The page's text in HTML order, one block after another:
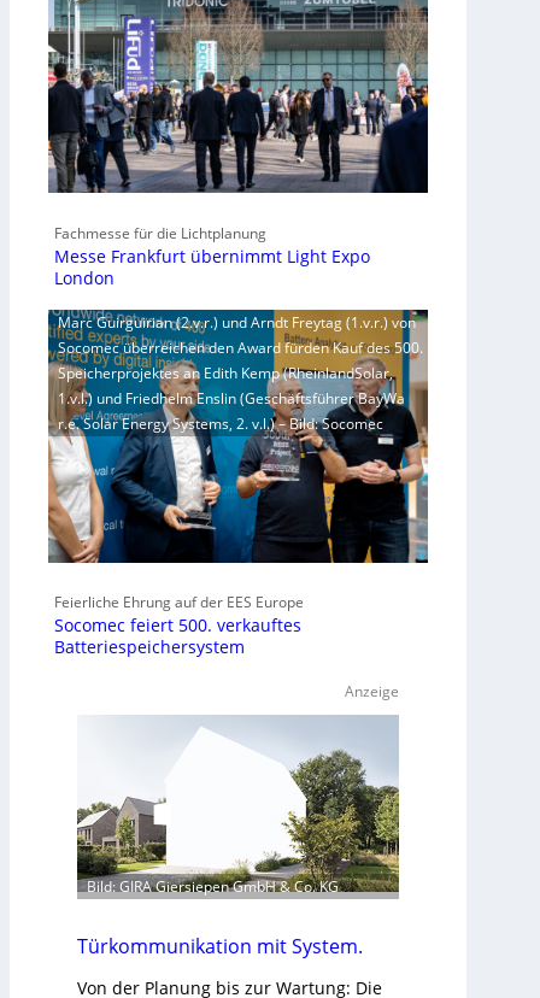
Fachmesse für die Lichtplanung
Messe Frankfurt übernimmt Light Expo
London
Marc Guirguirian (2.v.r.) und Arndt Freytag (1.v.r.) von
Socomec überreichen den Award fürden Kauf des 500.
Speicherprojektes an Edith Kemp (RheinlandSolar,
1.v.l.) und Friedhelm Enslin (Geschäftsführer BayWa
r.e. Solar Energy Systems, 2. v.l.) – Bild: Socomec
Feierliche Ehrung auf der EES Europe
Socomec feiert 500. verkauftes
Batteriespeichersystem
Anzeige
Bild: GIRA Giersiepen GmbH & Co. KG
Türkommunikation mit System.
Von der Planung bis zur Wartung: Die